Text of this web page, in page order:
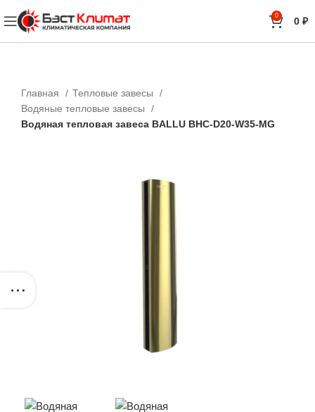
0 0 ₽
Главная
Тепловые завесы
Водяные тепловые завесы
Водяная тепловая завеса BALLU BHC-D20-W35-MG